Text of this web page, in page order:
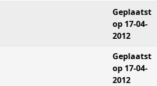
Geplaatst
op 17-04-
2012
Geplaatst
op 17-04-
2012